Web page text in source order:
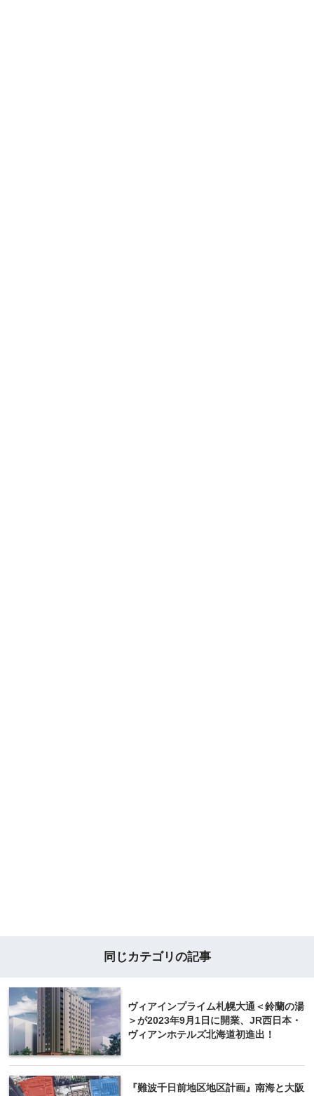
同じカテゴリの記事
ヴィアインプライム札幌大通＜鈴蘭の湯
＞が2023年9月1日に開業、JR西日本・
ヴィアンホテルズ北海道初進出！
『難波千日前地区地区計画』南海と大阪